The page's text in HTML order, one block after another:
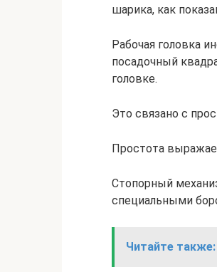
шарика, как
Рабочая головка
посадочный
головке.
Это связано с
Простота
Стопорный
специальными
Читайте также: